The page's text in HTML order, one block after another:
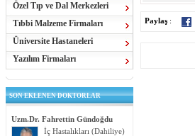
Özel Tıp ve Dal Merkezleri
Tıbbi Malzeme Firmaları
Üniversite Hastaneleri
Yazılım Firmaları
SON EKLENEN DOKTORLAR
Uzm.Dr. Fahrettin Gündoğdu
İç Hastalıkları (Dahiliye)
Paylaş :